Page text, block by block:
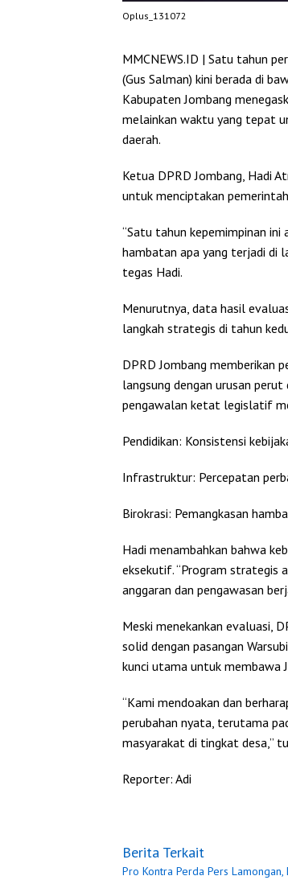
Oplus_131072
MMCNEWS.ID | Satu tahun
(Gus Salman) kini berada di
Kabupaten Jombang
melainkan waktu yang tepat
daerah.
Ketua DPRD Jombang, Hadi
untuk menciptakan
“Satu tahun kepemimpinan ini
hambatan apa yang terjadi di
tegas Hadi.
Menurutnya, data hasil
langkah strategis di tahun
DPRD Jombang memberikan
langsung dengan urusan
pengawalan ketat legislatif
Pendidikan: Konsistensi
Infrastruktur: Percepatan
Birokrasi: Pemangkasan
Hadi menambahkan bahwa
eksekutif. “Program strategis
anggaran dan pengawasan
Meski menekankan evaluasi,
solid dengan pasangan
kunci utama untuk membawa
“Kami mendoakan dan
perubahan nyata, terutama
masyarakat di tingkat desa,”
Reporter: Adi
Berita Terkait
Pro Kontra Perda Pers